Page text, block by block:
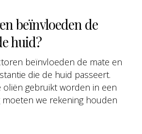
beïnvloeden de
huid?
beïnvloeden de mate en
die de huid passeert.
oliën gebruikt worden in een
we rekening houden